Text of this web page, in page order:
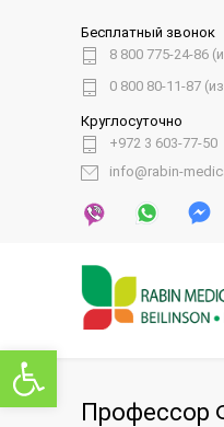
Открыть панель инструментов
Бесплатный звонок
8 800 775-24-86
0 800 80-11-87
Круглосуточно
+972 3 603-77-50
info@rabin-
Профессор